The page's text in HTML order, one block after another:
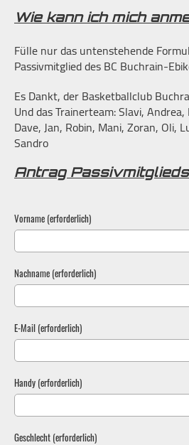
Wie kann ich mich
Fülle nur das untenstehende
Passivmitglied des BC Buchrain-
Es Dankt, der Basketballclub
Und das Trainerteam: Slavi,
Dave, Jan, Robin, Mani, Zoran, Oli,
Sandro
Antrag
Vorname (erforderlich)
Nachname (erforderlich)
E-Mail (erforderlich)
Handy (erforderlich)
Geschlecht (erforderlich)